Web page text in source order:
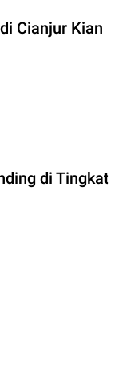
Cianjur Kian
di Tingkat